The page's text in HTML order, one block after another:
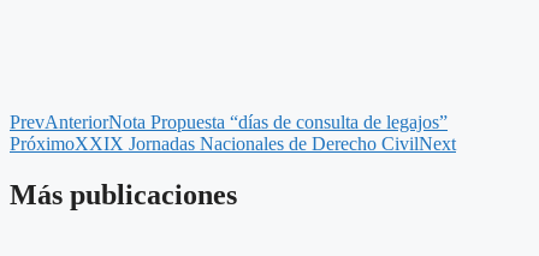
PrevAnteriorNota Propuesta “días de consulta de legajos”
PróximoXXIX Jornadas Nacionales de Derecho CivilNext
Más publicaciones